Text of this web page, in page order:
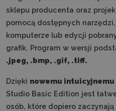
sklepu producenta oraz
pomocą dostępnych
komputerze lub edycji
grafik. Program w wersji
.jpeg, .bmp, .gif, .tiff.
Dzięki nowemu
Studio Basic Edition jest
osób, które dopiero